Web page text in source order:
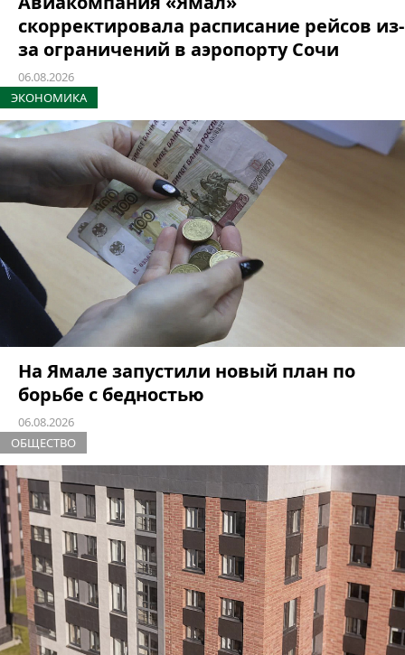
скорректировала расписание рейсов из-
за ограничений в аэропорту Сочи
06.08.2026
ЭКОНОМИКА
На Ямале запустили новый план по
борьбе с бедностью
06.08.2026
ОБЩЕСТВО